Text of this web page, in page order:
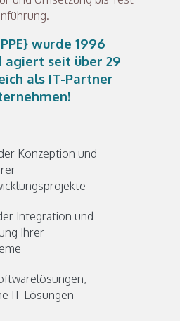
wurde 1996
agiert seit über 29
als IT-Partner
Konzeption und
Integration und
Ihrer
IT-Lösungen